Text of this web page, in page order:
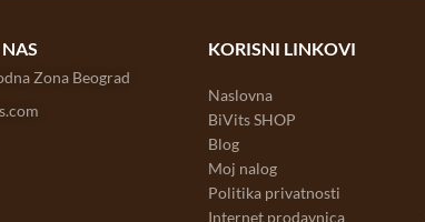
Zona Beograd
KORISNI LINKOVI
Naslovna
BiVits SHOP
Blog
Moj nalog
Politika privatnosti
Internet prodavnica